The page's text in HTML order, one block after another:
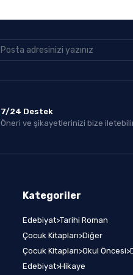
7/24 Destek
Öneri ve şikayetlerinizi bize
Kategoriler
Edebiyat>Tarihi Roman
Çocuk Kitapları>Diğer
Çocuk Kitapları>Okul
Edebiyat>Hikaye